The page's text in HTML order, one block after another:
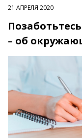
21 АПРЕЛЯ 2020
– об